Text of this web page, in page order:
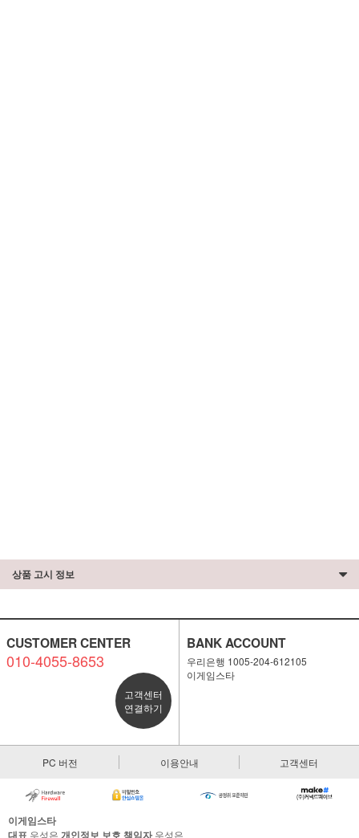
상품 고시 정보
CUSTOMER CENTER
010-4055-8653
고객센터
연결하기
BANK ACCOUNT
우리은행 1005-204-612105
이게임스타
PC 버전 이용안내 고객센터
이게임스타
대표 우성은 개인정보 보호 책임자우성은